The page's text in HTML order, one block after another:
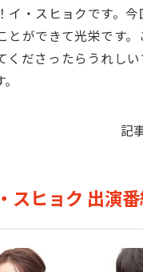
イ・スヒョクです。
とができて光栄です
くださったらうれし
記
スヒョク 出演